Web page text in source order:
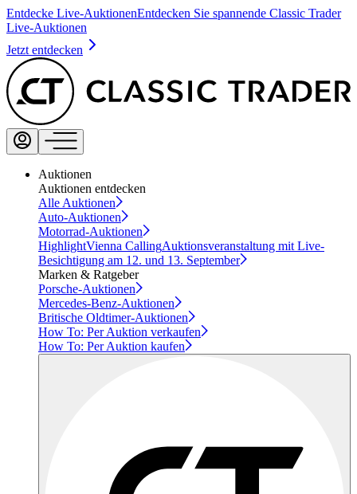
Entdecke Live-AuktionenEntdecken Sie spannende Classic Trader
Live-Auktionen
Jetzt entdecken
Auktionen
Auktionen entdecken
Alle Auktionen
Auto-Auktionen
Motorrad-Auktionen
HighlightVienna CallingAuktionsveranstaltung mit Live-
Besichtigung am 12. und 13. September
Marken & Ratgeber
Porsche-Auktionen
Mercedes-Benz-Auktionen
Britische Oldtimer-Auktionen
How To: Per Auktion verkaufen
How To: Per Auktion kaufen